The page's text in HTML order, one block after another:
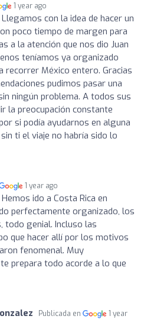
1 year ago
Llegamos con la idea de hacer un
poco tiempo de margen para
a la atención que nos dio Juan
teníamos ya organizado
recorrer México entero. Gracias
pudimos pasar una
ningún problema. A todos sus
la preocupación constante
si podía ayudarnos en alguna
ti el viaje no habría sido lo
1 year ago
Hemos ido a Costa Rica en
perfectamente organizado, los
todo genial. Incluso las
que hacer allí por los motivos
fenomenal. Muy
prepara todo acorde a lo que
Publicada en
1 year